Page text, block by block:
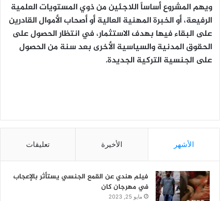
ويهم المشروع أساساً اللاجئين من ذوي المستويات العلمية
الرفيعة، أو الخبرة المهنية العالية أو أصحاب الأموال القادرين
على البقاء فيها بهدف الاستثمار، في انتظار الحصول على
الحقوق المدنية والسياسية الأخرى بعد سنة من الحصول
على الجنسية التركية الجديدة.
الأشهر الأخيرة تعليقات
فيلم هندي عن القمع الجنسي يستأثر بالإعجاب
في مهرجان كان
مايو 25, 2023